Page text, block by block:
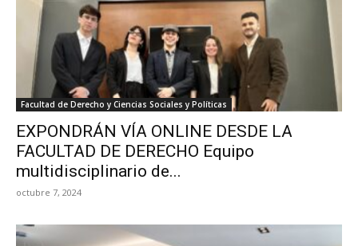
Facultad de Derecho y Ciencias Sociales y Políticas
EXPONDRÁN VÍA ONLINE DESDE LA
FACULTAD DE DERECHO Equipo
multidisciplinario de...
octubre 7, 2024